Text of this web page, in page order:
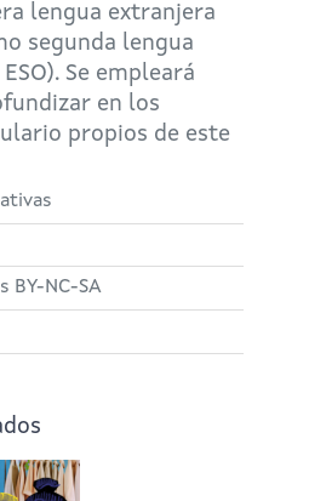
lengua extranjera
segunda lengua
Se empleará
en los
propios de este
BY-NC-SA